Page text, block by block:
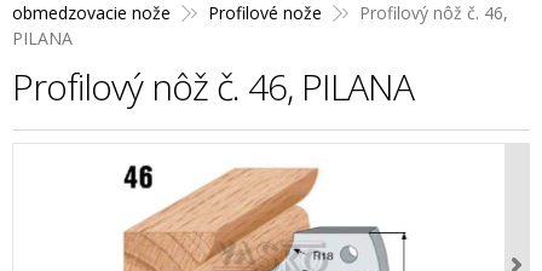
obmedzovacie nože
Profilové nože
Profilový nôž č. 46,
PILANA
Profilový nôž č. 46, PILANA